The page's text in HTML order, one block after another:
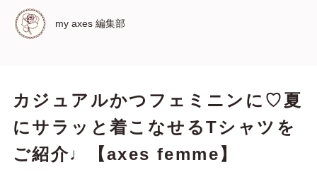
my axes 編集部
カジュアルかつフェミニンに♡夏
にサラッと着こなせるTシャツを
ご紹介♩【axes femme】